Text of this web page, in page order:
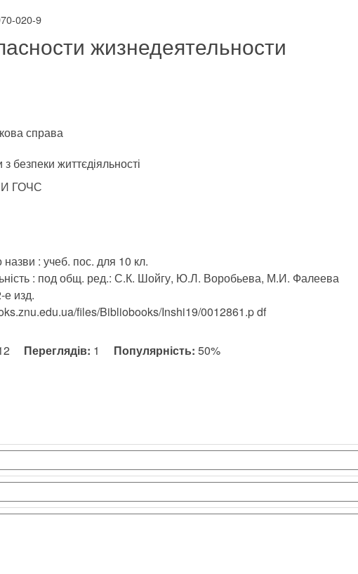
020-9
жизнедеятельности
справа
безпеки життєдіяльності
ГОЧС
: учеб. пос. для 10 кл.
: под общ. ред.: С.К. Шойгу, Ю.Л. Воробьева, М.И. Фалеева
е изд.
files/Bibliobooks/Inshi19/0012861.p df
Переглядів: 1 Популярність: 50%